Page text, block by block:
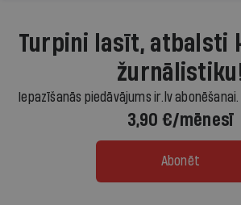
Turpini lasīt, atbalsti
Iepazīšanās piedāvājums ir.lv
3,90 €/mēnesī
Abonēt